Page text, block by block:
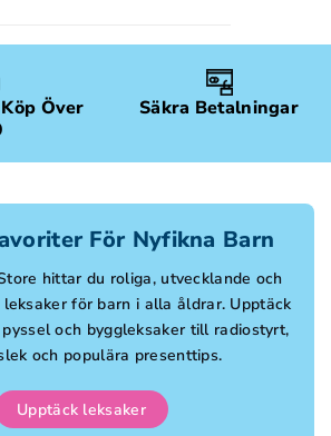
Över
Säkra Betalningar
För Nyfikna Barn
hittar du roliga, utvecklande och
för barn i alla åldrar. Upptäck
och byggleksaker till radiostyrt,
och populära presenttips.
Upptäck leksaker